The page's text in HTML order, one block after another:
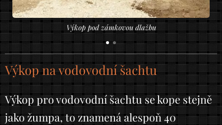
Výkop pod zámkovou dlažbu
Výkop na vodovodní šachtu
Výkop pro vodovodní šachtu se kope stejně
jako žumpa, to znamená alespoň 40